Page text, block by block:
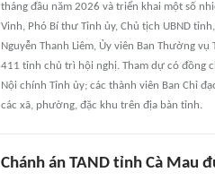
tháng đầu năm 2026 và triển khai một số
Vinh, Phó Bí thư Tỉnh ủy, Chủ tịch UBND
Nguyễn Thanh Liêm, Ủy viên Ban Thường
411 tỉnh chủ trì hội nghị. Tham dự có đồng
Nội chính Tỉnh ủy; các thành viên Ban Chỉ
các xã, phường, đặc khu trên địa bàn tỉnh.
Chánh án TAND tỉnh Cà Mau